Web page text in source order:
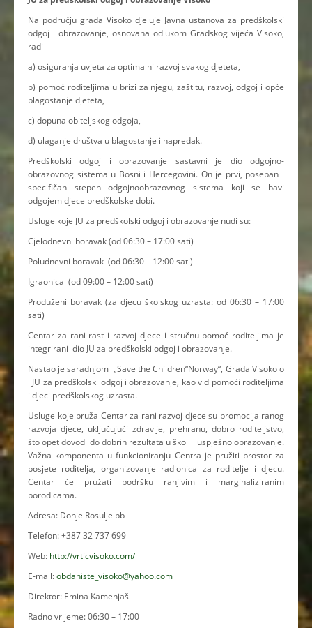
Na području grada Visoko djeluje Javna ustanova za predškolski
odgoj i obrazovanje, osnovana odlukom Gradskog vijeća Visoko,
radi
a) osiguranja uvjeta za optimalni razvoj svakog djeteta,
b) pomoć roditeljima u brizi za njegu, zaštitu, razvoj, odgoj i opće
blagostanje djeteta,
c) dopuna obiteljskog odgoja,
d) ulaganje društva u blagostanje i napredak.
Predškolski odgoj i obrazovanje sastavni je dio odgojno-
obrazovnog sistema u Bosni i Hercegovini. On je prvi, poseban i
specifičan stepen odgojnoobrazovnog sistema koji se bavi
odgojem djece predškolske dobi.
Usluge koje JU za predškolski odgoj i obrazovanje nudi su:
Cjelodnevni boravak (od 06:30 – 17:00 sati)
Poludnevni boravak (od 06:30 – 12:00 sati)
Igraonica (od 09:00 – 12:00 sati)
Produženi boravak (za djecu školskog uzrasta: od 06:30 – 17:00
sati)
Centar za rani rast i razvoj djece i stručnu pomoć roditeljima je
integrirani dio JU za predškolski odgoj i obrazovanje.
Nastao je saradnjom „Save the Children“Norway“, Grada Visoko o
i JU za predškolski odgoj i obrazovanje, kao vid pomoći roditeljima
i djeci predškolskog uzrasta.
Usluge koje pruža Centar za rani razvoj djece su promocija ranog
razvoja djece, uključujući zdravlje, prehranu, dobro roditeljstvo,
što opet dovodi do dobrih rezultata u školi i uspješno obrazovanje.
Važna komponenta u funkcioniranju Centra je pružiti prostor za
posjete roditelja, organizovanje radionica za roditelje i djecu.
Centar će pružati podršku ranjivim i marginaliziranim
porodicama.
Adresa: Donje Rosulje bb
Telefon: +387 32 737 699
Web: http://vrticvisoko.com/
E-mail:obdaniste_visoko@yahoo.com
Direktor: Emina Kamenjaš
Radno vrijeme: 06:30 – 17:00